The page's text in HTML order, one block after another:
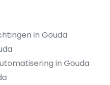
in Gouda
in Gouda